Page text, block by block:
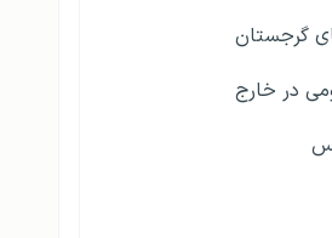
گرجستان
در خارج